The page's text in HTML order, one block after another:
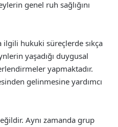
genel ruh sağlığını
ilgili hukuki süreçlerde sıkça
yaşadığı duygusal
yapmaktadır.
gelinmesine yardımcı
Aynı zamanda grup